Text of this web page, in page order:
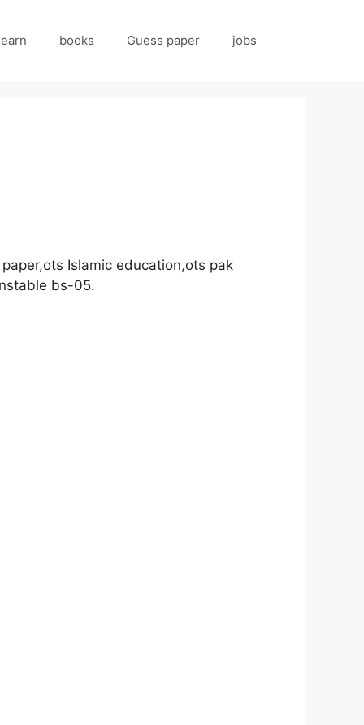
books Guess paper jobs
Islamic education,ots pak
bs-05.